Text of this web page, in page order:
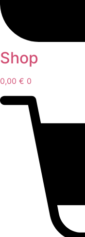
Shop
0,00 € 0